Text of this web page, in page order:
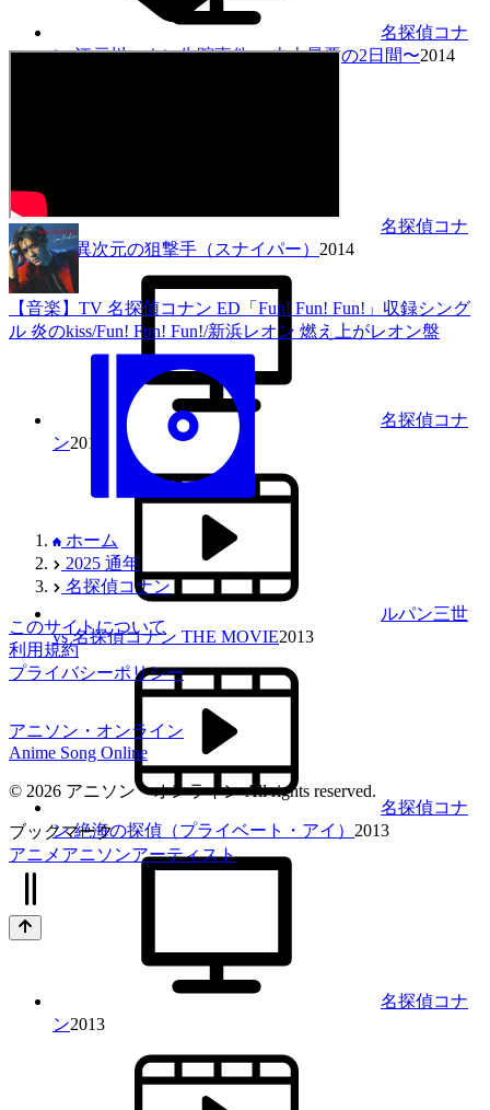
名探偵コナ
ン 江戸川コナン失踪事件 〜史上最悪の2日間〜2014
名探偵コナ
ン 異次元の狙撃手（スナイパー） 2014
名探偵コナ
ン2014
ルパン三世
vs 名探偵コナン THE MOVIE2013
名探偵コナ
ン 絶海の探偵（プライベート・アイ） 2013
名探偵コナ
ン2013
【音楽】TV 名探偵コナン ED「Fun! Fun! Fun!」収録シング
ル 炎のkiss/Fun! Fun! Fun!/新浜レオン 燃え上がレオン盤
ホーム
2025 通年
名探偵コナン
このサイトについて
利用規約
プライバシーポリシー
アニソン・オンライン
Anime Song Online
© 2026 アニソン・オンライン All rights reserved.
ブックマーク
アニメ アニソンアーティスト